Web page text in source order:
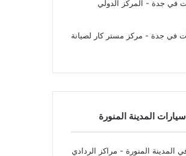
في جدة - المركز الدولي
في جدة - مركز مستر كار لصيانة
المدينة المنورة
المنورة - مراكز الردادي